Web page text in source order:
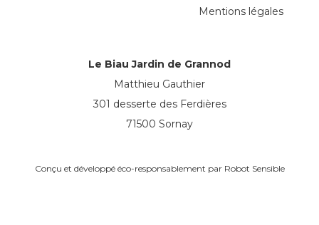
Le Biau Jardin de Grannod
Matthieu Gauthier
301 desserte des Ferdières
71500 Sornay
Mentions légales
Conçu et développé éco-responsablement par Robot Sensible